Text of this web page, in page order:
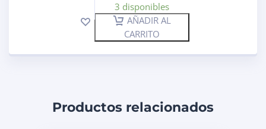
3 disponibles
AÑADIR AL
CARRITO
Productos relacionados